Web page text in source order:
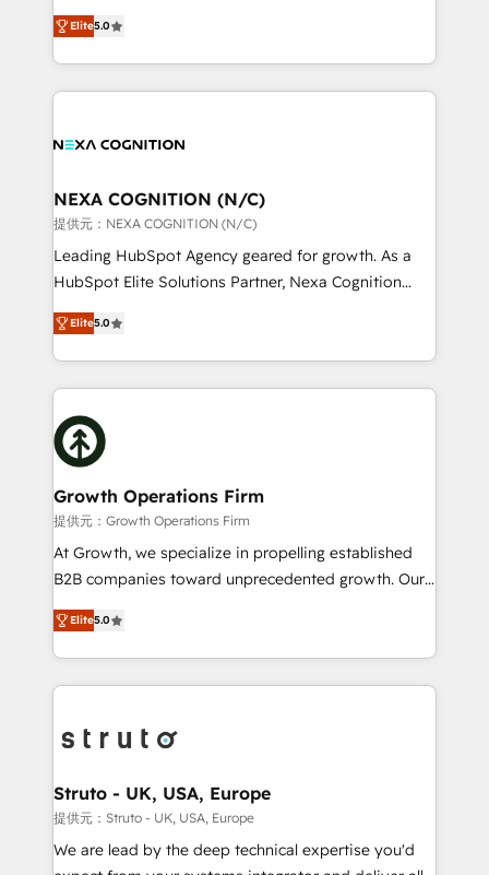
Technical Solutions, Enablement Solutions, Digital
Solutions and Growth Solutions. As a fully
upgrading and streamlining every single revenue-
generating aspect of your business. We’re proud
HubSpot Elite Solutions Partners and devout CRM
nerds who can harness HubSpot’s custom digital
experience. Working hand-in-hand with your team,
traffic, generates better leads and crushes your
revenue goals. We've worked with thousands of
HubSpot customers and we'd love to work with you
too! Clients come to us for: Advanced CRM solutions
HubSpot Data System Migrations between systems
to HubSpot New lead generation strategies Time-
website development Award-winning creative
design We live and breathe HubSpot and are ready
Elite5.0
NEXA COGNITION (N/C)
提供元：NEXA COGNITION (N/C)
Leading HubSpot Agency geared for growth. As a
HubSpot Elite Solutions Partner, Nexa Cognition
ranks in the top 1% of global HubSpot Partners and
has been one of the longest-standing partners since
2012. We empower businesses to harness the full
potential of HubSpot by combining strategic
insights with technical excellence, we deliver
bespoke HubSpot solutions tailored to drive
measurable growth and operational efficiency. Why
Choose Nexa Cognition? 🚀 HubSpot Expertise: Our
certified team specialises in CRM implementation,
marketing automation, and revenue operations. 🤝
Custom Solutions: From onboarding and
HubSpot with your business needs. 🌟 Proven
Results: We’ve helped businesses of all sizes
Packages: Choose ongoing support or project-based
solutions. We offer service packages designed to fit
Elite5.0
Growth Operations Firm
提供元：Growth Operations Firm
At Growth, we specialize in propelling established
B2B companies toward unprecedented growth. Our
focus is on fine-tuning and enhancing your growth,
sales, and marketing operations. Unlike conventional
marketing agencies, we dive deep into the
operational aspects of your business, ensuring that
functioning optimally. With our expertise in leading
wealth of knowledge and experience to the table.
Our strategies are tailored to your business's unique
needs, ensuring a personalized approach that aligns
with your growth objectives.
Elite5.0
Struto - UK, USA, Europe
提供元：Struto - UK, USA, Europe
We are lead by the deep technical expertise you'd